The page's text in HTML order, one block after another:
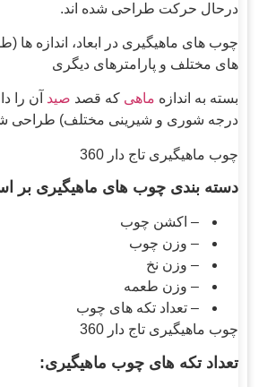
درحال حرکت طراحی شده اند.
چوب های ماهیگیری در ابعاد، اندازه
های مختلف و پارامترهای دیگری
بسته به اندازه ماهی که قصد صید آن را
درجه شوری و شیرینی مختلف) طراحی
چوب ماهیگیری تاج دار 360
دسته بندی چوب های ماهیگیری بر
– اکشن چوب
– وزن چوب
– وزن نخ
– وزن طعمه
– تعداد تکه های چوب
چوب ماهیگیری تاج دار 360
تعداد تکه های چوب ماهیگیری: